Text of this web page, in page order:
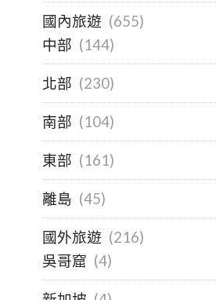
國內旅遊 (655)
中部 (144)
北部 (230)
南部 (104)
東部 (161)
離島 (45)
國外旅遊 (216)
吳哥窟 (4)